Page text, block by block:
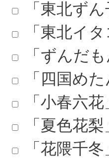
「東北ず
「東北イ
「ずんだ
「四国め
「小春六
「夏色花
「花隈千